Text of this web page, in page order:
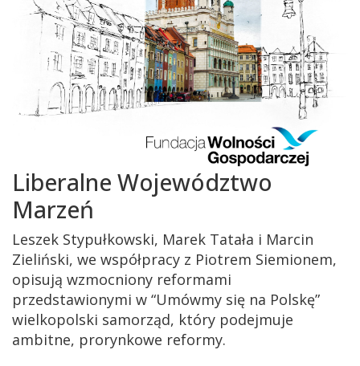
Liberalne Województwo
Marzeń
Leszek Stypułkowski, Marek Tatała i Marcin
Zieliński, we współpracy z Piotrem Siemionem,
opisują wzmocniony reformami
przedstawionymi w “Umówmy się na Polskę”
wielkopolski samorząd, który podejmuje
ambitne, prorynkowe reformy.